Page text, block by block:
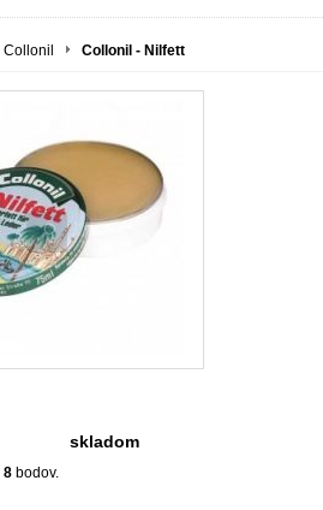
Collonil Collonil - Nilfett
skladom
8 bodov.